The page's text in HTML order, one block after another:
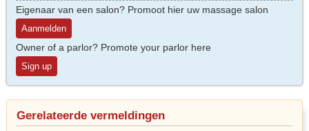
Eigenaar van een salon? Promoot hier uw massage salon
Aanmelden
Owner of a parlor? Promote your parlor here
Sign up
Gerelateerde vermeldingen